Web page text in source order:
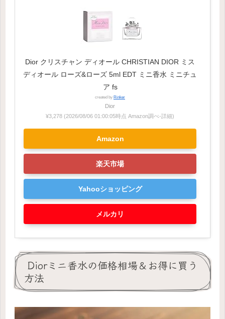
Dior クリスチャン ディオール CHRISTIAN DIOR ミス
ディオール ローズ&ローズ 5ml EDT ミニ香水 ミニチュ
ア fs
created by Rinker
Dior
¥3,278 (2026/08/06 01:00:05時点 Amazon調べ-詳細)
Amazon
楽天市場
Yahooショッピング
メルカリ
Diorミニ香水の価格相場＆お得に買う
方法